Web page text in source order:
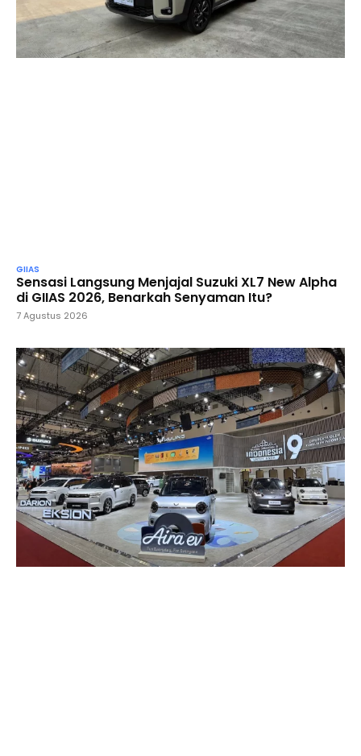
GIIAS
Sensasi Langsung Menjajal Suzuki XL7 New Alpha
di GIIAS 2026, Benarkah Senyaman Itu?
7 Agustus 2026